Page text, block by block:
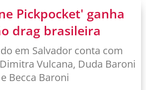
Pickpocket' ganha
drag brasileira
em Salvador conta com
Vulcana, Duda Baroni
e Becca Baroni